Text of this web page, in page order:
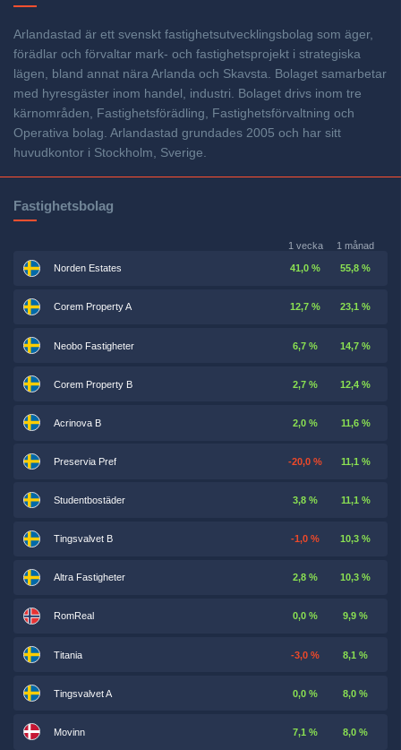
Arlandastad är ett svenskt fastighetsutvecklingsbolag som äger,
förädlar och förvaltar mark- och fastighetsprojekt i strategiska
lägen, bland annat nära Arlanda och Skavsta. Bolaget samarbetar
med hyresgäster inom handel, industri. Bolaget drivs inom tre
kärnområden, Fastighetsförädling, Fastighetsförvaltning och
Operativa bolag. Arlandastad grundades 2005 och har sitt
huvudkontor i Stockholm, Sverige.
Fastighetsbolag
1 vecka 1 månad
Norden Estates 41,0 % 55,8 %
Corem Property A 12,7 % 23,1 %
Neobo Fastigheter 6,7 % 14,7 %
Corem Property B 2,7 % 12,4 %
Acrinova B 2,0 % 11,6 %
Preservia Pref -20,0 % 11,1 %
Studentbostäder 3,8 % 11,1 %
Tingsvalvet B -1,0 % 10,3 %
Altra Fastigheter 2,8 % 10,3 %
RomReal 0,0 % 9,9 %
Titania -3,0 % 8,1 %
Tingsvalvet A 0,0 % 8,0 %
Movinn 7,1 % 8,0 %